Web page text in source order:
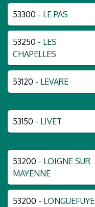
53300 - LE PAS
53250 - LES
CHAPELLES
53120 - LEVARE
53150 - LIVET
53200 - LOIGNE SUR
MAYENNE
53200 - LONGUEFUYE